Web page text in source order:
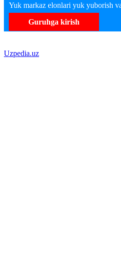
Yuk markaz elonlari yuk yuborish
Guruhga kirish
Uzpedia.uz